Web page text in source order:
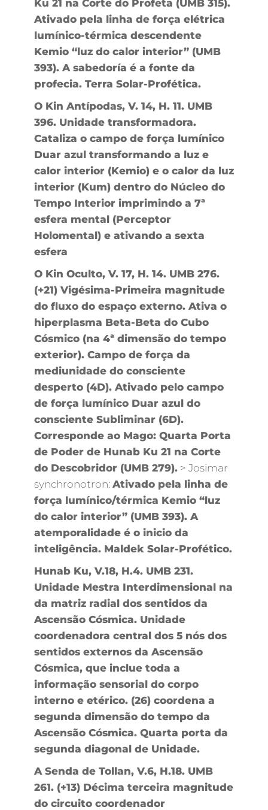
Ku 21 na Corte do Profeta (UMB 315).
Ativado pela linha de força elétrica
lumínico-térmica descendente
Kemio “luz do calor interior” (UMB
393). A sabedoría é a fonte da
profecia. Terra Solar-Profética.
O Kin Antípodas, V. 14, H. 11. UMB
396. Unidade transformadora.
Cataliza o campo de força lumínico
Duar azul transformando a luz e
calor interior (Kemio) e o calor da luz
interior (Kum) dentro do Núcleo do
Tempo Interior imprimindo a 7ª
esfera mental (Perceptor
Holomental) e ativando a sexta
esfera
O Kin Oculto, V. 17, H. 14. UMB 276.
(+21) Vigésima-Primeira magnitude
do fluxo do espaço externo. Ativa o
hiperplasma Beta-Beta do Cubo
Cósmico (na 4ª dimensão do tempo
exterior). Campo de força da
mediunidade do consciente
desperto (4D). Ativado pelo campo
de força lumínico Duar azul do
consciente Subliminar (6D).
Corresponde ao Mago: Quarta Porta
de Poder de Hunab Ku 21 na Corte
do Descobridor (UMB 279).> Josimar
synchronotron: Ativado pela linha de
força lumínico/térmica Kemio “luz
do calor interior” (UMB 393). A
atemporalidade é o inicio da
inteligência. Maldek Solar-Profético.
Hunab Ku, V.18, H.4. UMB 231.
Unidade Mestra Interdimensional na
da matriz radial dos sentidos da
Ascensão Cósmica. Unidade
coordenadora central dos 5 nós dos
sentidos externos da Ascensão
Cósmica, que inclue toda a
informação sensorial do corpo
interno e etérico. (26) coordena a
segunda dimensão do tempo da
Ascensão Cósmica. Quarta porta da
segunda diagonal de Unidade.
A Senda de Tollan, V.6, H.18. UMB
261. (+13) Décima terceira magnitude
do circuito coordenador